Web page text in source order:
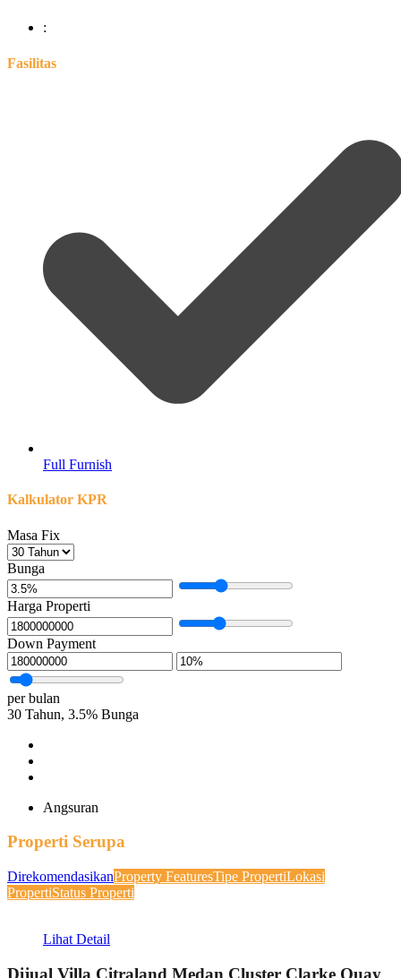
:
Fasilitas
Full Furnish
Kalkulator KPR
Masa Fix
Bunga
Harga Properti
Down Payment
per bulan
30 Tahun, 3.5% Bunga
Angsuran
Properti Serupa
DirekomendasikanProperty FeaturesTipe PropertiLokasi
PropertiStatus Properti
Lihat Detail
Dijual Villa Citraland Medan Cluster Clarke Quay